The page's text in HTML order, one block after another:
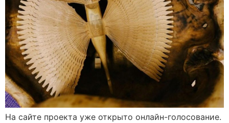
На сайте проекта уже открыто онлайн-голосование.